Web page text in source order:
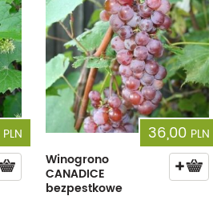
PLN
36,00 PLN
Winogrono
CANADICE
bezpestkowe